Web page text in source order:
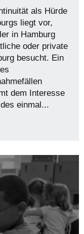
als Hürde
liegt vor,
in Hamburg
oder private
besucht. Ein
dem Interesse
einmal...